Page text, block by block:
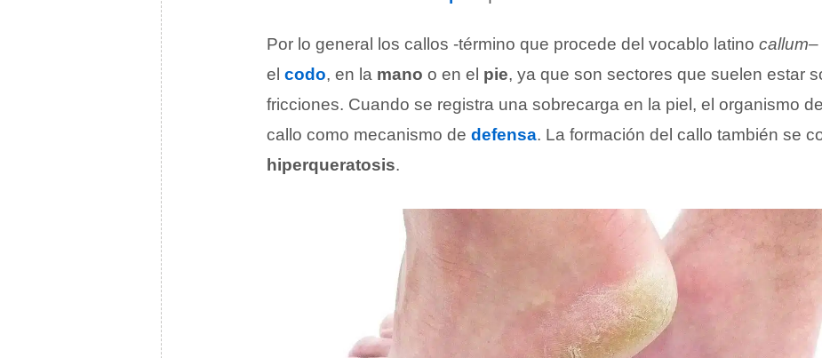
Por lo general los callos -término que procede del vocablo latino callum–
el codo, en la mano o en el pie, ya que son sectores que suelen estar
fricciones. Cuando se registra una sobrecarga en la piel, el organismo
callo como mecanismo de defensa. La formación del callo también se
hiperqueratosis.